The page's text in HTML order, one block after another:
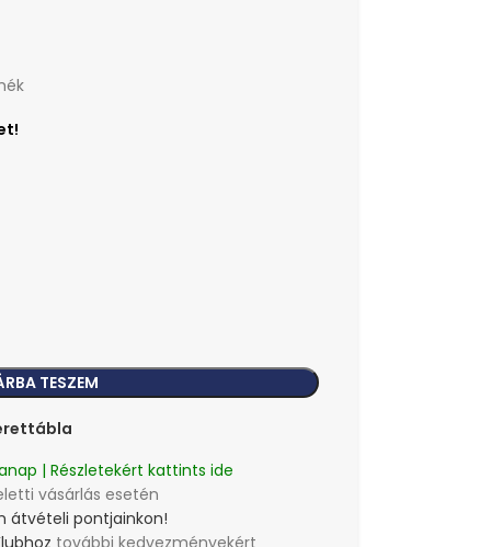
TESZEM
| Részletekért kattints ide
vásárlás esetén
átvételi pontjainkon!
további kedvezményekért